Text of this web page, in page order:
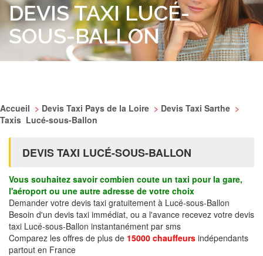
DEVIS TAXI LUCÉ-
SOUS-BALLON
Accueil > Devis Taxi Pays de la Loire > Devis Taxi Sarthe >
Taxis Lucé-sous-Ballon
DEVIS TAXI LUCÉ-SOUS-BALLON
Vous souhaitez savoir combien coute un taxi pour la gare,
l'aéroport ou une autre adresse de votre choix
Demander votre devis taxi gratuitement à Lucé-sous-Ballon
Besoin d'un devis taxi immédiat, ou a l'avance recevez votre devis
taxi Lucé-sous-Ballon instantanément par sms
Comparez les offres de plus de 15000 chauffeurs indépendants
partout en France